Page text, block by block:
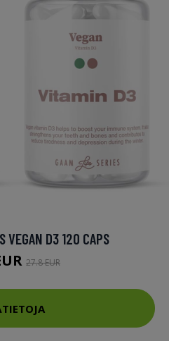
VEGAN D3 120 CAPS
27.8 EUR